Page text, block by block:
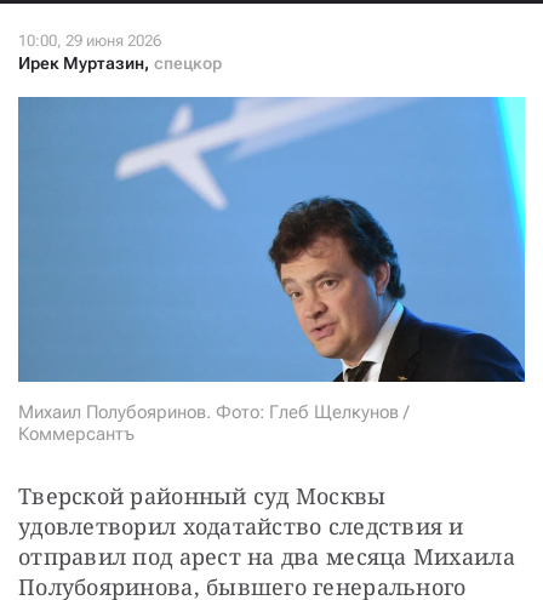
Ирек Муртазин, спецкор
Михаил Полубояринов. Фото: Глеб Щелкунов /
Коммерсантъ
Тверской районный суд Москвы
удовлетворил ходатайство следствия и
отправил под арест на два месяца Михаила
Полубояринова, бывшего генерального
Нажимая кнопку «Стать соучастником»,
я принимаю условия и подтверждаю свое гражданство РФ
СТАТЬ СОУЧАСТНИКОМ
ПОДЕЛИТЬСЯ С ДРУЗЬЯМИ
donate@novayagazeta.ru